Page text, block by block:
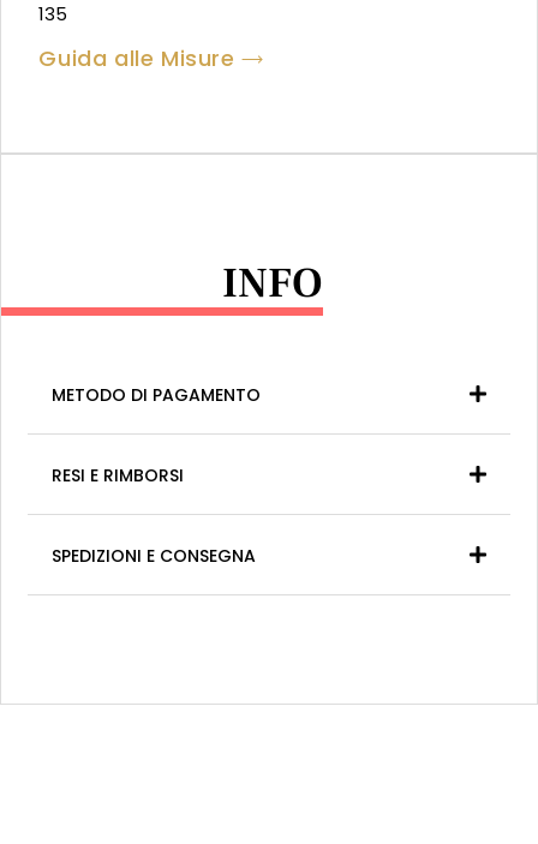
135
Guida alle Misure
INFO
METODO DI PAGAMENTO
RESI E RIMBORSI
SPEDIZIONI E CONSEGNA